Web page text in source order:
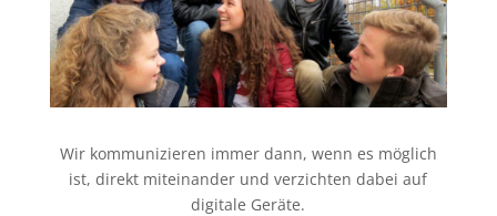
Wir kommunizieren immer dann, wenn es möglich
ist, direkt miteinander und verzichten dabei auf
digitale Geräte.